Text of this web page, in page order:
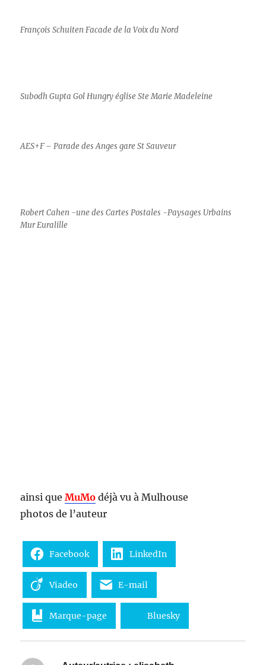
François Schuiten Facade de la Voix du Nord
Subodh Gupta Gol Hungry église Ste Marie Madeleine
AES+F – Parade des Anges gare St Sauveur
Robert Cahen -une des Cartes Postales -Paysages Urbains
Mur Euralille
ainsi que MuMo déjà vu à Mulhouse
photos de l’auteur
Facebook LinkedIn
Viadeo E-mail
Marque-page Bluesky